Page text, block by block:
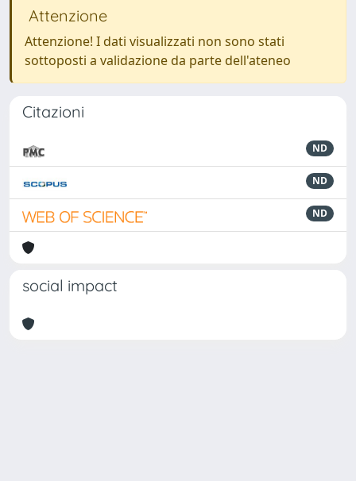
Attenzione
Attenzione! I dati visualizzati non sono stati
sottoposti a validazione da parte dell'ateneo
Citazioni
ND
ND
ND
social impact